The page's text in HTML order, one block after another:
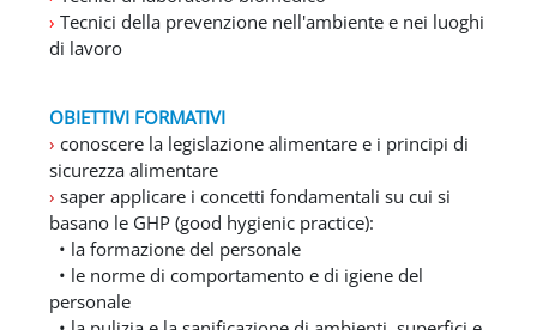
› Tecnici della prevenzione nell'ambiente e nei luoghi
di lavoro
OBIETTIVI FORMATIVI
› conoscere la legislazione alimentare e i principi di
sicurezza alimentare
› saper applicare i concetti fondamentali su cui si
basano le GHP (good hygienic practice):
• la formazione del personale
• le norme di comportamento e di igiene del
personale